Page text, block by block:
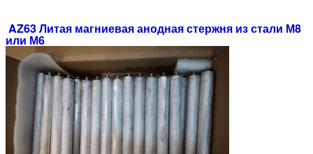
AZ63 Литая магниевая анодная стержня из стали М8
или М6